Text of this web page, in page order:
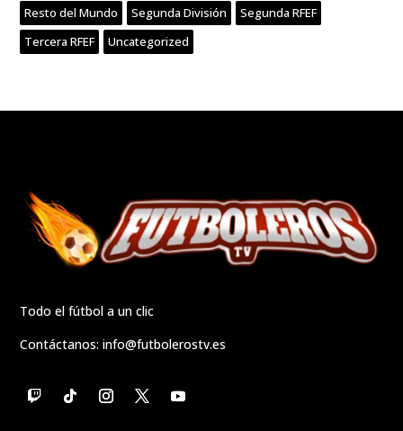
Resto del Mundo
Segunda División
Segunda RFEF
Tercera RFEF
Uncategorized
Todo el fútbol a un clic
Contáctanos:info@futbolerostv.es